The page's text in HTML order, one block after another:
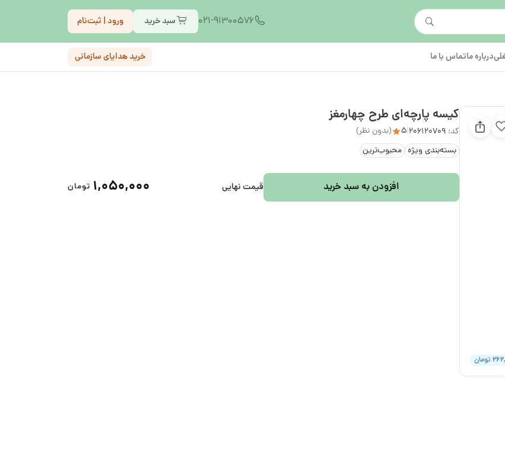
021-91300576 سبد خرید ورود | ثبت‌نام
درباره ماتماس با ما خرید هدایای سازمانی
تومان
کیسه پارچه‌ای طرح چهارمغز
کد: 206120709
|
5
(بدون نظر)
بسته‌بندی ویژه محبوب‌ترین
افزودن به سبد خرید قیمت نهایی تومان ۱,۰۵۰,۰۰۰